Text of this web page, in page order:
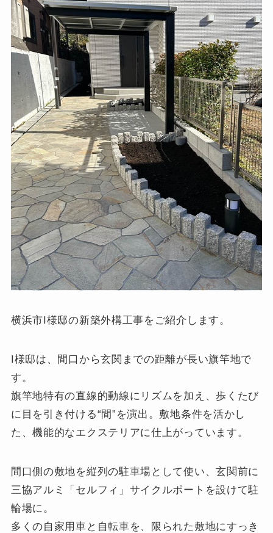
横浜市I様邸の新築外構工事をご紹介します。
I様邸は、間口から玄関までの距離が長い旗竿地で
す。
旗竿地特有の直線的動線にリズムを加え、歩くたび
に目を引き付ける“間”を演出。敷地条件を活かし
た、機能的なエクステリアに仕上がっています。
間口側の敷地を縦列の駐車場として使い、玄関前に
三協アルミ「セルフィ」サイクルポートを設けて駐
輪場に。
多くの自家用車と自転車を、限られた敷地にすっき